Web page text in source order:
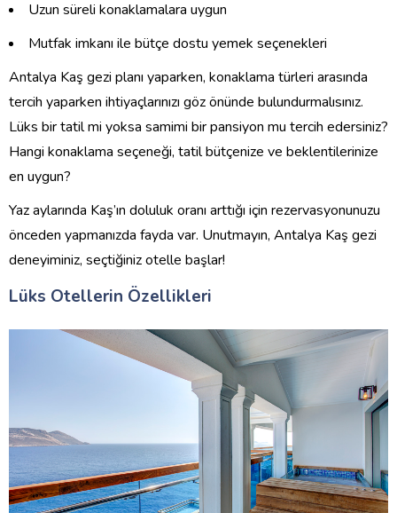
Uzun süreli konaklamalara uygun
Mutfak imkanı ile bütçe dostu yemek seçenekleri
Antalya Kaş gezi planı yaparken, konaklama türleri arasında
tercih yaparken ihtiyaçlarınızı göz önünde bulundurmalısınız.
Lüks bir tatil mi yoksa samimi bir pansiyon mu tercih edersiniz?
Hangi konaklama seçeneği, tatil bütçenize ve beklentilerinize
en uygun?
Yaz aylarında Kaş’ın doluluk oranı arttığı için rezervasyonunuzu
önceden yapmanızda fayda var. Unutmayın, Antalya Kaş gezi
deneyiminiz, seçtiğiniz otelle başlar!
Lüks Otellerin Özellikleri